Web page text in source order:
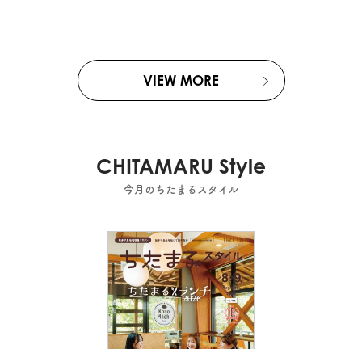
VIEW MORE
CHITAMARU Style
今月のちたまるスタイル